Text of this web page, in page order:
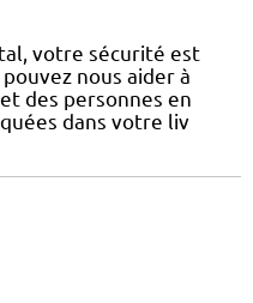
votre sécurité est
nous aider à
des personnes en
dans votre liv